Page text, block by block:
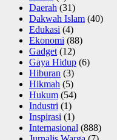
Daerah (31)
Dakwah Islam (40)
Edukasi (4)
Ekonomi (88)
Gadget (12)
Gaya Hidup (6)
Hiburan (3)
Hikmah (5)
Hukum (54)
Industri (1)
Inspirasi (1)
Internasional (888)